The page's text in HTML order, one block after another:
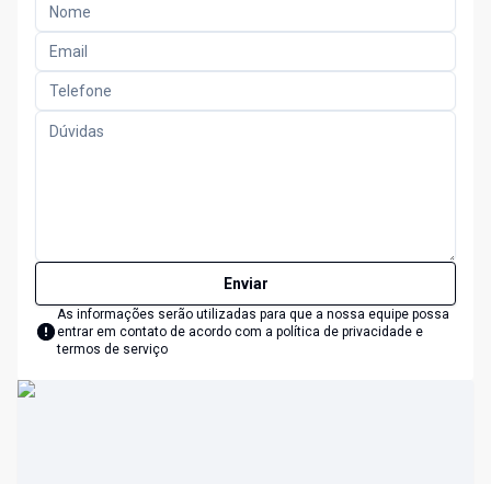
Enviar
As informações serão utilizadas para que a nossa equipe possa
entrar em contato de acordo com a política de privacidade e
termos de serviço